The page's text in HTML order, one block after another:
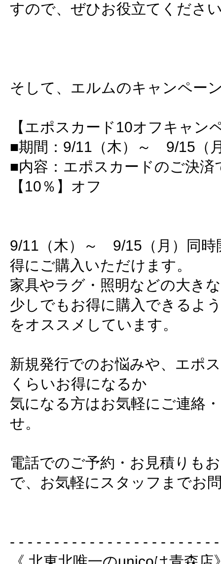
すので、ぜひお役立てくださ
そして、エルムのキャンペー
【エポスカード10オフキャン
■期間：9/11（木）～ 9/15（
■内容：エポスカードのご決済
【10％】オフ
9/11（木）～ 9/15（月）同時
得にご購入いただけます。
家具やラグ・照明などの大き
少しでもお得に購入できるよ
をオススメしています。
新規発行でのお悩みや、エポ
くらいお得になるか
気になる方はお気軽にご連絡
せ。
電話でのご予約・お見積りも
で、お気軽にスタッフまでお
- - - - - - - - - - - - - - - - - - - - - - -